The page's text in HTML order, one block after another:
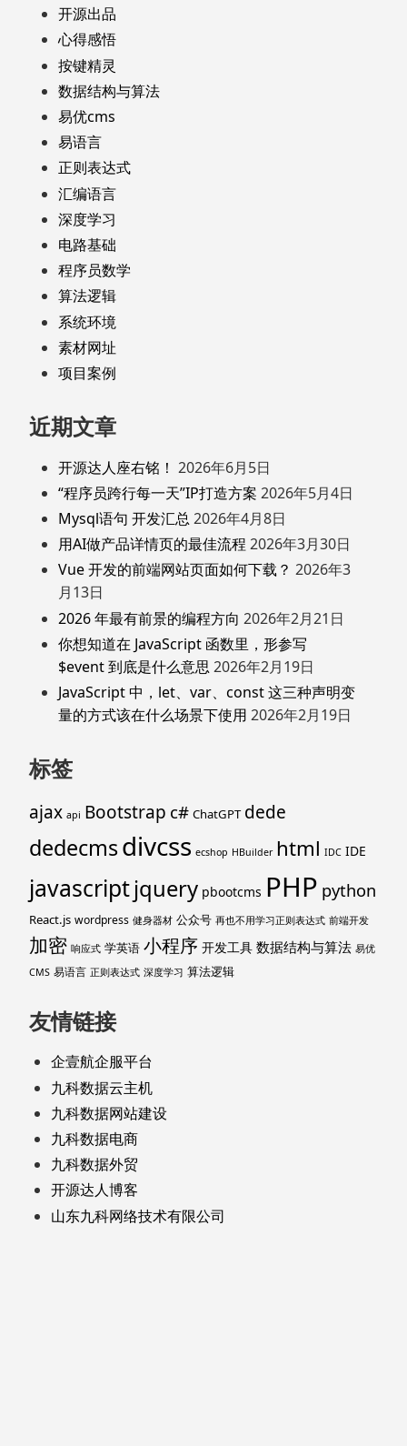
开源出品
心得感悟
按键精灵
数据结构与算法
易优cms
易语言
正则表达式
汇编语言
深度学习
电路基础
程序员数学
算法逻辑
系统环境
素材网址
项目案例
近期文章
开源达人座右铭！ 2026年6月5日
“程序员跨行每一天”IP打造方案 2026年5月4日
Mysql语句 开发汇总 2026年4月8日
用AI做产品详情页的最佳流程 2026年3月30日
Vue 开发的前端网站页面如何下载？ 2026年3
月13日
2026 年最有前景的编程方向 2026年2月21日
你想知道在 JavaScript 函数里，形参写
$event 到底是什么意思 2026年2月19日
JavaScript 中，let、var、const 这三种声明变
量的方式该在什么场景下使用 2026年2月19日
标签
ajax api Bootstrap c# ChatGPT dede
dedecmsdivcss ecshop HBuilder html IDC IDE
javascriptjquery pbootcms PHP python
React.js wordpress 健身器材 公众号 再也不用学习正则表达式 前端开发
加密 响应式 学英语 小程序 开发工具 数据结构与算法 易优
CMS 易语言 正则表达式 深度学习 算法逻辑
友情链接
企壹航企服平台
九科数据云主机
九科数据网站建设
九科数据电商
九科数据外贸
开源达人博客
山东九科网络技术有限公司